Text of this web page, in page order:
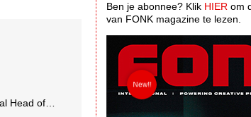
Ben je abonnee? Klik HIER om
van FONK magazine te lezen.